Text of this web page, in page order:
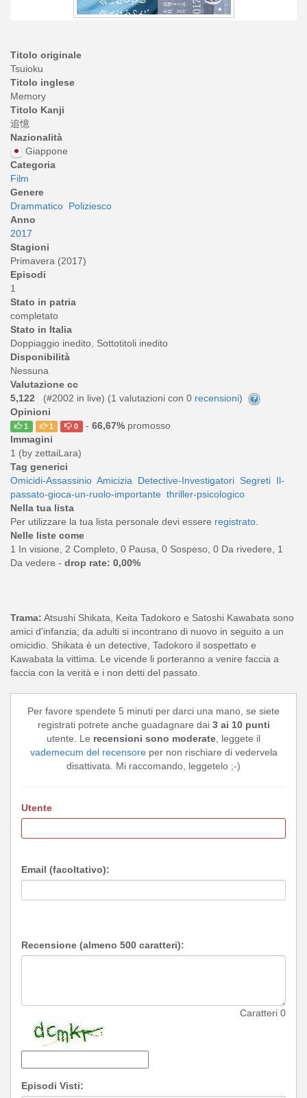
Titolo originale
Tsuioku
Titolo inglese
Memory
Titolo Kanji
追憶
Nazionalità
Giappone
Categoria
Film
Genere
Drammatico Poliziesco
Anno
2017
Stagioni
Primavera (2017)
Episodi
1
Stato in patria
completato
Stato in Italia
Doppiaggio inedito, Sottotitoli inedito
Disponibilità
Nessuna
Valutazione cc
5,122
(#2002 in live) (1 valutazioni con 0 recensioni)
Opinioni
1 1 0 - 66,67%promosso
Immagini
1 (by zettaiLara)
Tag generici
Omicidi-Assassinio Amicizia Detective-Investigatori Segreti Il-
passato-gioca-un-ruolo-importante thriller-psicologico
Nella tua lista
Per utilizzare la tua lista personale devi essere registrato.
Nelle liste come
1 In visione, 2 Completo, 0 Pausa, 0 Sospeso, 0 Da rivedere, 1
Da vedere - drop rate: 0,00%
Trama: Atsushi Shikata, Keita Tadokoro e Satoshi Kawabata sono
amici d'infanzia; da adulti si incontrano di nuovo in seguito a un
omicidio. Shikata è un detective, Tadokoro il sospettato e
Kawabata la vittima. Le vicende li porteranno a venire faccia a
faccia con la verità e i non detti del passato.
Per favore spendete 5 minuti per darci una mano, se siete
registrati potrete anche guadagnare dai 3 ai 10 punti
utente. Le recensioni sono moderate, leggete il
vademecum del recensoreper non rischiare di vedervela
disattivata. Mi raccomando, leggetelo ;-)
Utente
Email (facoltativo):
Recensione (almeno 500 caratteri):
Caratteri 0
Episodi Visti: